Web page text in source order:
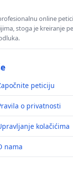
online
stoga je kreiranje
peticiju
o privatnosti
kolačićima
nama